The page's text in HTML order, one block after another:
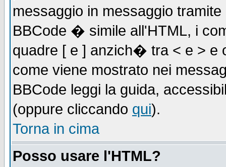
messaggio in messaggio
BBCode � simile all'HTML, i
quadre [ e ] anzich� tra < e > e
come viene mostrato nei
BBCode leggi la guida,
(oppure cliccando qui).
Torna in cima
Posso usare l'HTML?